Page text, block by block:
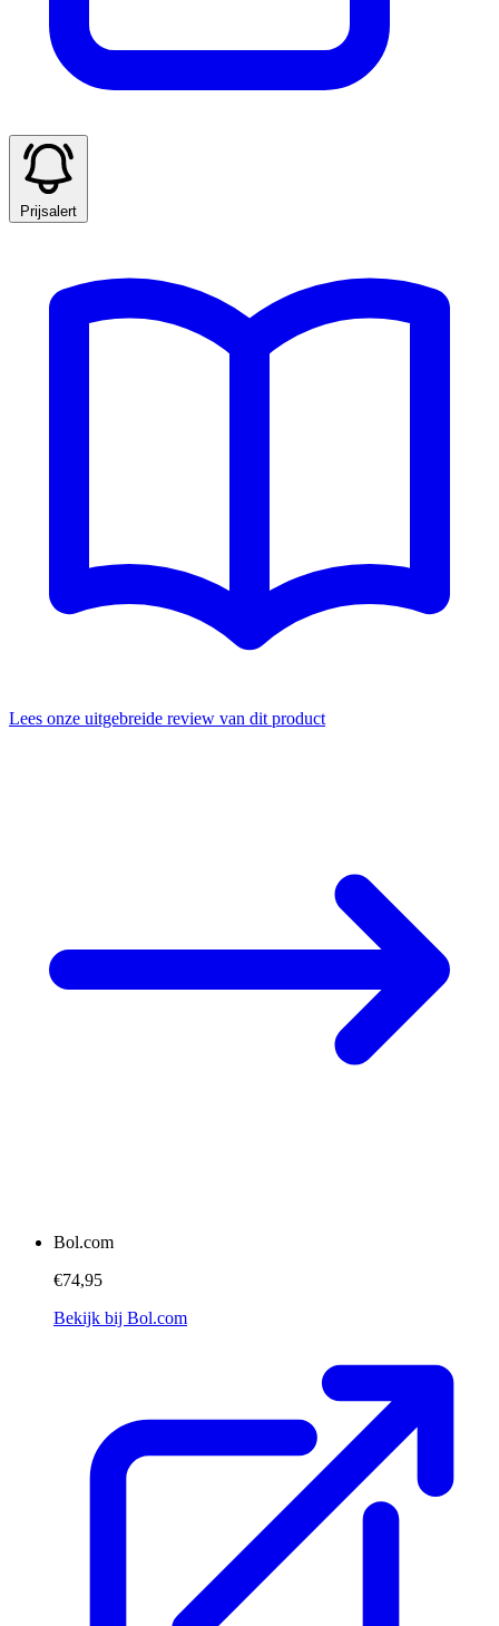
Prijsalert
Lees onze uitgebreide review van dit product
Bol.com
€74,95
Bekijk bij Bol.com